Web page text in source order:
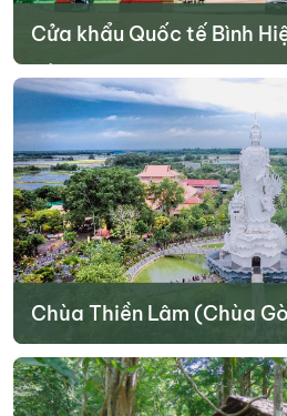
Cửa khẩu Quốc tế Bình
hút người dân địa phương và khách
Tìm hiểu thêm
Chùa Thiền Lâm (Chùa
Ngôi chùa này được xây dựng sớm
công trình kiến trúc độc đáo với nhiều